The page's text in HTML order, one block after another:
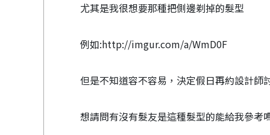
尤其是我很想要那種把側邊剃掉的髮型
例如:http://imgur.com/a/WmD0F
但是不知道容不容易，決定假日再約設計師
想請問有沒有髮友是這種髮型的能給我參考